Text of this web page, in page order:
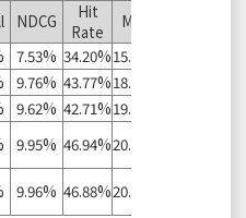
NDCG
Hit
Rate
MRR
7.53% 34.20%15.29%
9.76% 43.77%18.21%
9.62% 42.71%19.01%
9.95% 46.94%20.02%
9.96% 46.88%20.04%